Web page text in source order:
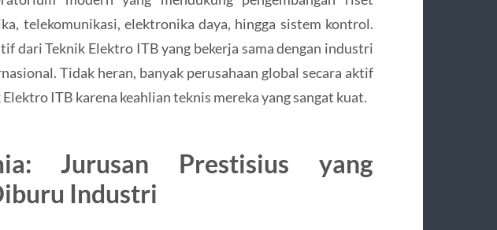
telekomunikasi, elektronika daya, hingga sistem kontrol.
dari Teknik Elektro ITB yang bekerja sama dengan industri
Tidak heran, banyak perusahaan global secara aktif
ITB karena keahlian teknis mereka yang sangat kuat.
Jurusan Prestisius yang
Industri